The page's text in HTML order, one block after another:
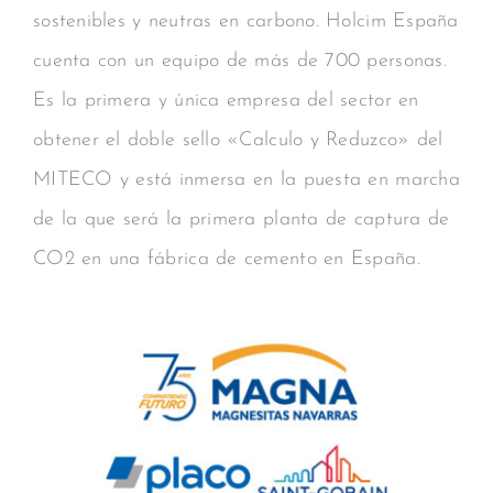
sostenibles y neutras en carbono. Holcim España
cuenta con un equipo de más de 700 personas.
Es la primera y única empresa del sector en
obtener el doble sello «Calculo y Reduzco» del
MITECO y está inmersa en la puesta en marcha
de la que será la primera planta de captura de
CO2 en una fábrica de cemento en España.